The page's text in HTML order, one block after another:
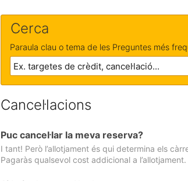
Cerca
Paraula clau o tema de les Preguntes més
Cancel·lacions
Puc cancel·lar la meva reserva?
I tant! Però l’allotjament és qui determina els
Pagaràs qualsevol cost addicional a l’allotjament.